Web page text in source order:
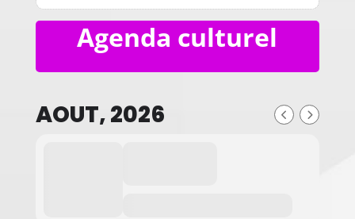
Agenda culturel
AOUT, 2026